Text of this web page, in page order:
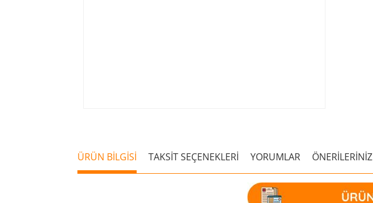
ÜRÜN BİLGİSİ TAKSİT SEÇENEKLERİ YORUMLAR ÖNERİLERİNİZ